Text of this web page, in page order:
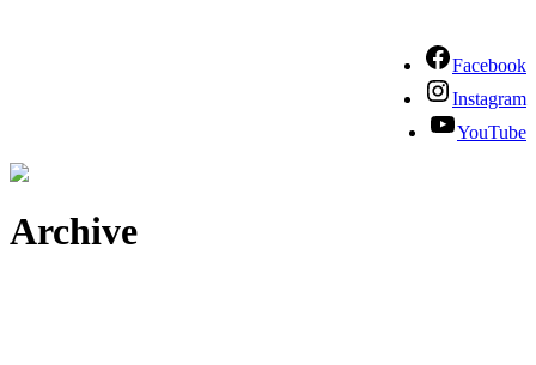
Facebook
Instagram
YouTube
Archive